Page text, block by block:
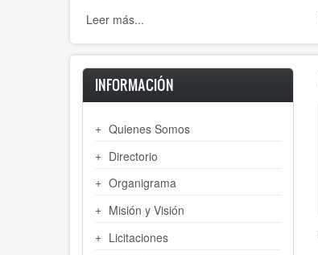
Leer más...
INFORMACIÓN
Quienes Somos
Directorio
Organigrama
Misión y Visión
Licitaciones